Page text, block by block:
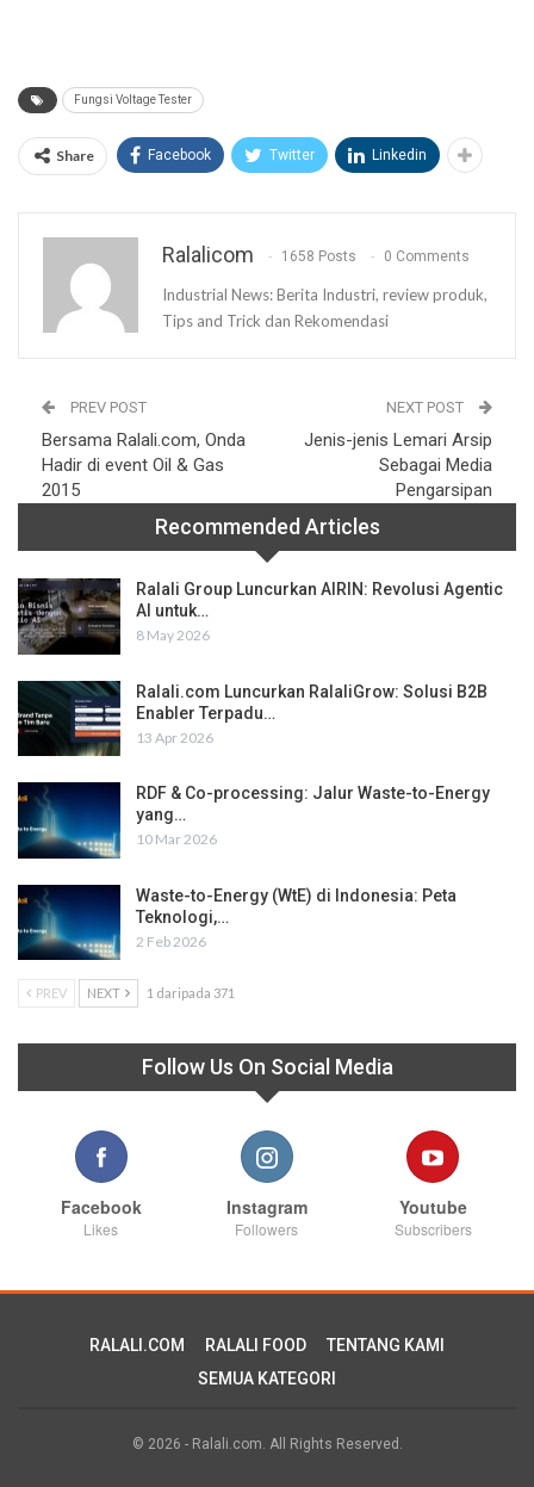
Fungsi Voltage Tester
Share Facebook Twitter Linkedin
Ralalicom 1658 Posts 0 Comments
Industrial News: Berita Industri, review produk,
Tips and Trick dan Rekomendasi
PREV POST
Bersama Ralali.com, Onda
Hadir di event Oil & Gas
2015
NEXT POST
Jenis-jenis Lemari Arsip
Sebagai Media
Pengarsipan
Recommended Articles
Ralali Group Luncurkan AIRIN: Revolusi Agentic
AI untuk…
8 May 2026
Ralali.com Luncurkan RalaliGrow: Solusi B2B
Enabler Terpadu…
13 Apr 2026
RDF & Co-processing: Jalur Waste-to-Energy
yang…
10 Mar 2026
Waste-to-Energy (WtE) di Indonesia: Peta
Teknologi,…
2 Feb 2026
PREV NEXT 1 daripada 371
Follow Us On Social Media
Facebook
Likes
Instagram
Followers
Youtube
Subscribers
RALALI.COM RALALI FOOD
TENTANG KAMI
SEMUA KATEGORI
© 2026 - Ralali.com. All Rights Reserved.